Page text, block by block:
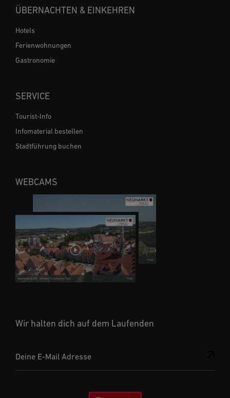
Wir halten dich auf dem Laufenden
Deine E-Mail Adresse
ÜBERNACHTEN & EINKEHREN
Hotels
Ferienwohnungen
Gastronomie
SERVICE
Tourist-Info
Infomaterial bestellen
Stadtführung buchen
WEBCAMS